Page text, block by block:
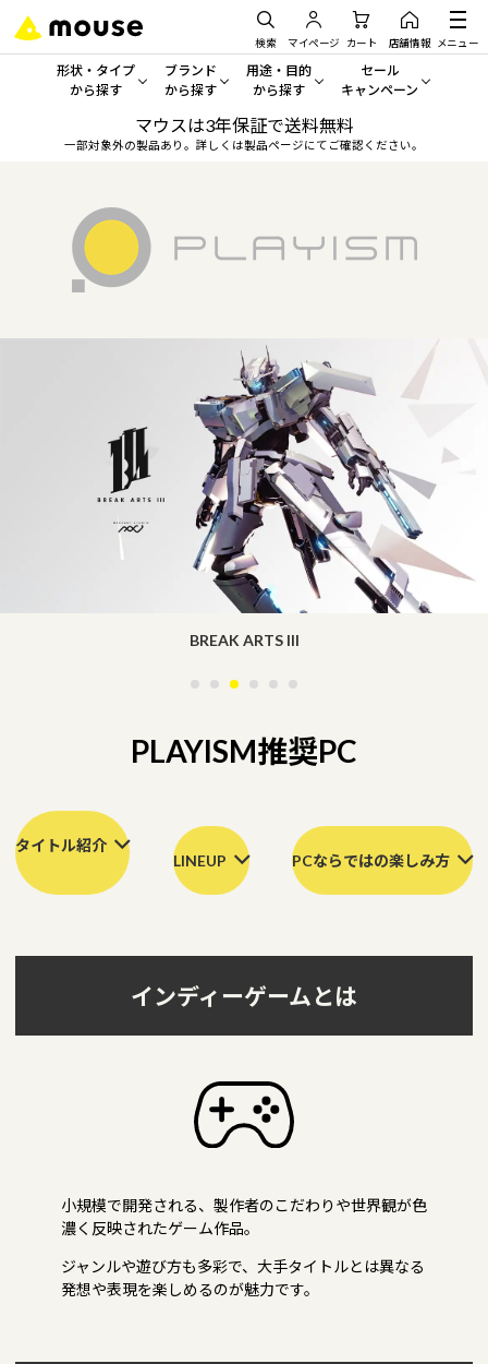
検索 マイページ カート 店舗情報 メニュー
形状・タイプ
から探す
形状・タイプから探す をすべてみる
ノートPC
タブレット
サーバー
ディスプレイ
Windows 11|Copilot+ PC
ブランド
から探す
mouse
NEXTGEAR
MousePro
iiyama
Windows 11|Copilot+ PC
用途・目的
から探す
一般向けパソコン
クリエイティブ向け
学習向けパソコン
スペック/パーツ別
AIおすすめパソコン
Windows 11|Copilot+ PC
セール
キャンペーン
セール・キャンペー
アウトレットパソコン
Windows 11|
マウスは3年保証で送料無料
一部対象外の製品あり。詳しくは製品ページにてご確認ください。
Million Depth
PLAYISM推奨PC
タイトル紹介
LINEUP
PCならではの楽しみ方
インディーゲームとは
小規模で開発される、製作者のこだわりや世界観が色
濃く反映されたゲーム作品。
ジャンルや遊び方も多彩で、 大手タイトルとは異なる
発想や表現を楽しめるのが魅力です。